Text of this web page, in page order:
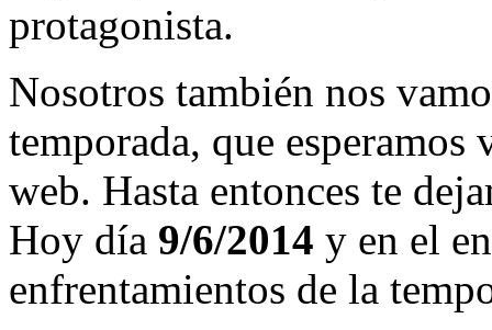
protagonista.
Nosotros también nos
temporada, que esperamos
web. Hasta entonces te
Hoy día 9/6/2014 y en el
enfrentamientos de la